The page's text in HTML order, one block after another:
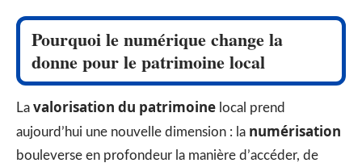
Pourquoi le numérique change la
donne pour le patrimoine local
La valorisation du patrimoine local prend
aujourd’hui une nouvelle dimension : la numérisation
bouleverse en profondeur la manière d’accéder, de